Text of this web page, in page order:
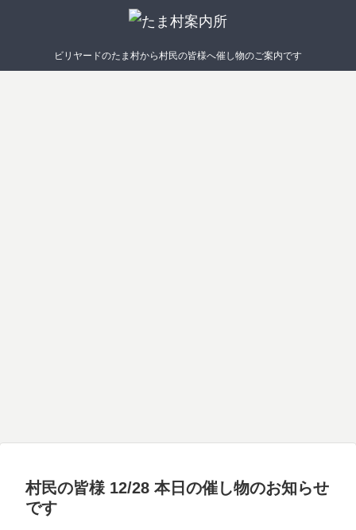
ビリヤードのたま村から村民の皆様へ催し物のご案内です
村民の皆様 12/28 本日の催し物のお知らせ
です